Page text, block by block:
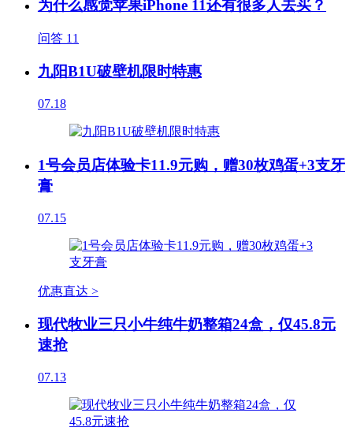
为什么感觉苹果iPhone 11还有很多人去买？
问答 11
九阳B1U破壁机限时特惠
07.18
1号会员店体验卡11.9元购，赠30枚鸡蛋+3支牙
膏
07.15
优惠直达 >
现代牧业三只小牛纯牛奶整箱24盒，仅45.8元
速抢
07.13